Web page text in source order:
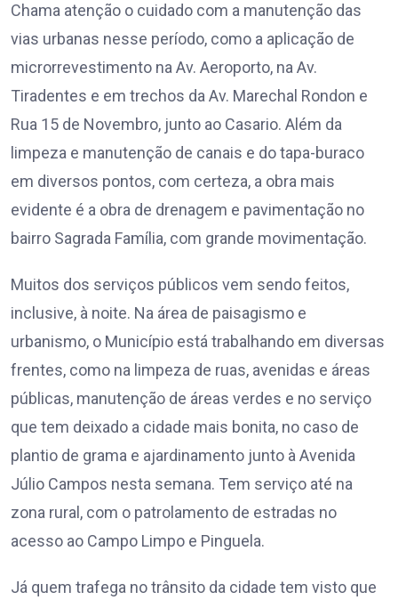
Chama atenção o cuidado com a manutenção das
vias urbanas nesse período, como a aplicação de
microrrevestimento na Av. Aeroporto, na Av.
Tiradentes e em trechos da Av. Marechal Rondon e
Rua 15 de Novembro, junto ao Casario. Além da
limpeza e manutenção de canais e do tapa-buraco
em diversos pontos, com certeza, a obra mais
evidente é a obra de drenagem e pavimentação no
bairro Sagrada Família, com grande movimentação.
Muitos dos serviços públicos vem sendo feitos,
inclusive, à noite. Na área de paisagismo e
urbanismo, o Município está trabalhando em diversas
frentes, como na limpeza de ruas, avenidas e áreas
públicas, manutenção de áreas verdes e no serviço
que tem deixado a cidade mais bonita, no caso de
plantio de grama e ajardinamento junto à Avenida
Júlio Campos nesta semana. Tem serviço até na
zona rural, com o patrolamento de estradas no
acesso ao Campo Limpo e Pinguela.
Já quem trafega no trânsito da cidade tem visto que